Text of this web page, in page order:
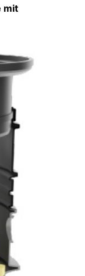
mit